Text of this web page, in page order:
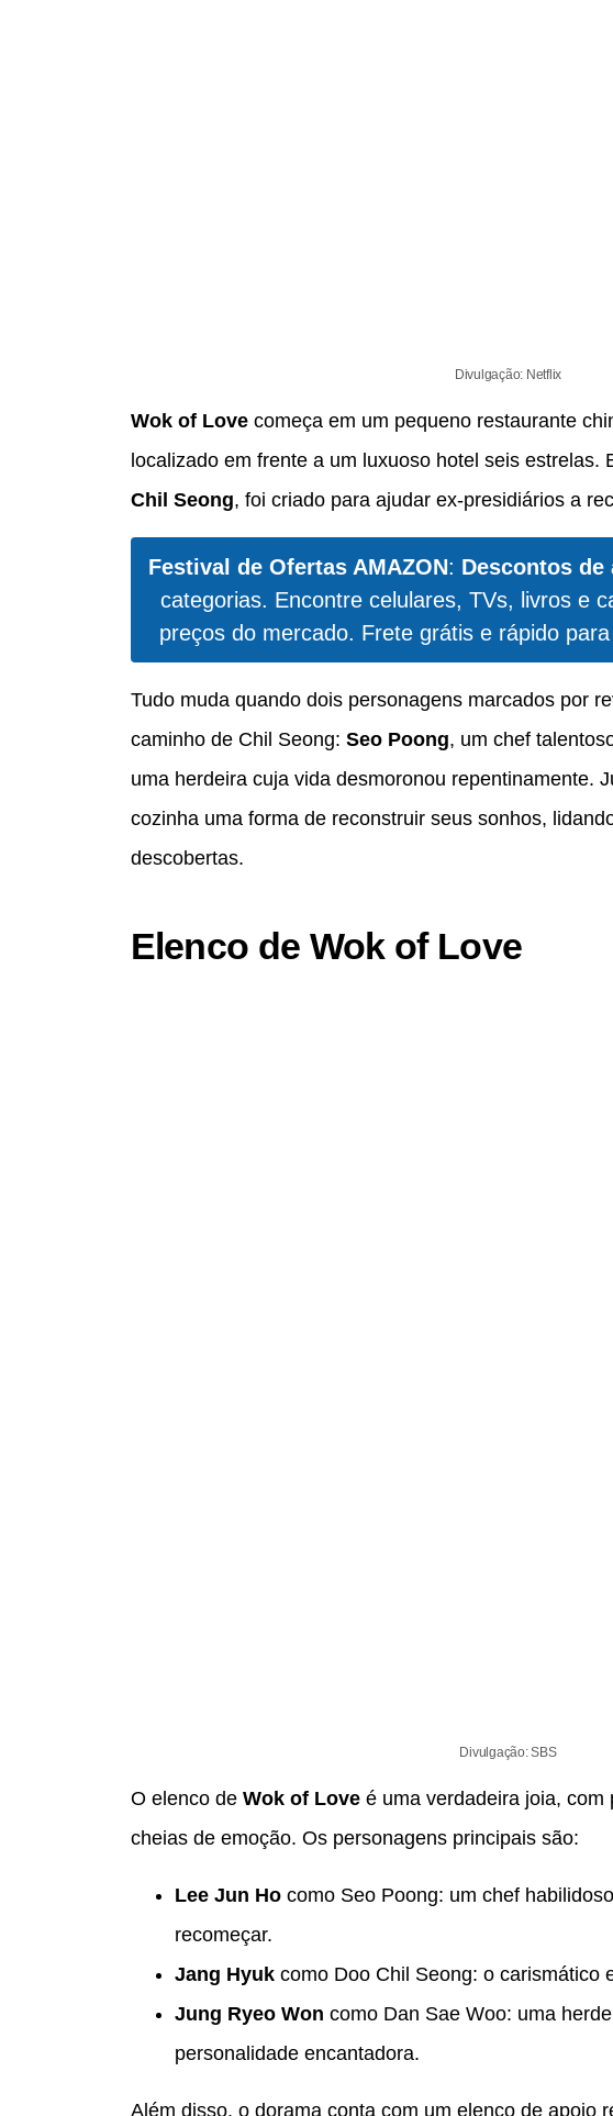
Divulgação: Netflix
Wok of Lovecomeça em um pequeno restaurante
localizado em frente a um luxuoso hotel seis estrelas.
Chil Seong, foi criado para ajudar ex-presidiários a
Festival de Ofertas AMAZON: Descontos de
categorias. Encontre celulares, TVs, livros e
preços do mercado. Frete grátis e rápido
Tudo muda quando dois personagens marcados por
caminho de Chil Seong: Seo Poong, um chef
uma herdeira cuja vida desmoronou repentinamente.
cozinha uma forma de reconstruir seus sonhos,
descobertas.
Elenco de Wok of Love
Divulgação: SBS
O elenco de Wok of Loveé uma verdadeira joia, com
cheias de emoção. Os personagens principais são:
Lee Jun Hocomo Seo Poong: um chef
recomeçar.
Jang Hyukcomo Doo Chil Seong: o carismático
Jung Ryeo Won como Dan Sae Woo: uma
personalidade encantadora.
Além disso, o dorama conta com um elenco de apoio